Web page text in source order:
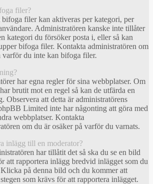
filer?
filer kan aktiveras per kategori, per
Administratören kanske inte tillåter
kategori du försöker posta i, eller så kan
bifoga filer. Kontakta administratören om
varför du inte kan bifoga filer.
har egna regler för sina webbplatser. Om
brutit mot en regel så kan de utfärda en
Observera att detta är administratörens
Limited inte har någonting att göra med
webbplatser. Kontakta
om du är osäker på varför du varnats.
inlägg till en moderator?
har tillåtit det så ska du se en bild
att rapportera inlägg bredvid inlägget som du
på denna bild och du kommer att
som krävs för att rapportera inlägget.